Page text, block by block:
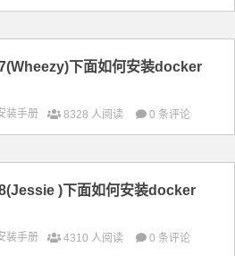
下面如何安装docker
装手册 8328 人阅读 0 条评论
)下面如何安装docker
装手册 4310 人阅读 0 条评论